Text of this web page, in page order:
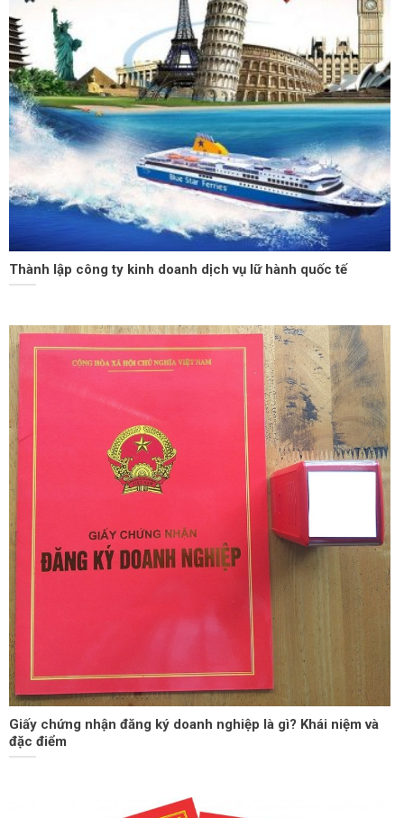
Thành lập công ty kinh doanh dịch vụ lữ hành quốc tế
Giấy chứng nhận đăng ký doanh nghiệp là gì? Khái niệm và
đặc điểm